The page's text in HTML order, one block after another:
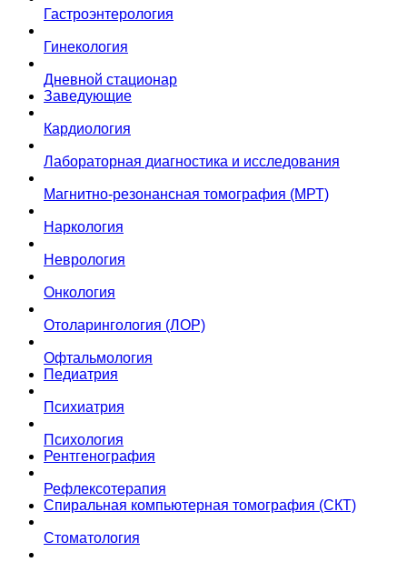
Гастроэнтерология
Гинекология
Дневной стационар
Заведующие
Кардиология
Лабораторная диагностика и исследования
Магнитно-резонансная томография (МРТ)
Наркология
Неврология
Онкология
Отоларингология (ЛОР)
Офтальмология
Педиатрия
Психиатрия
Психология
Рентгенография
Рефлексотерапия
Спиральная компьютерная томография (СКТ)
Стоматология